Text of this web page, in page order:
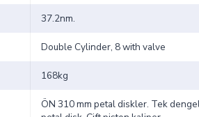
37.2nm.
Double Cylinder, 8 with valve
168kg
ÖN 310 mm petal diskler. Tek